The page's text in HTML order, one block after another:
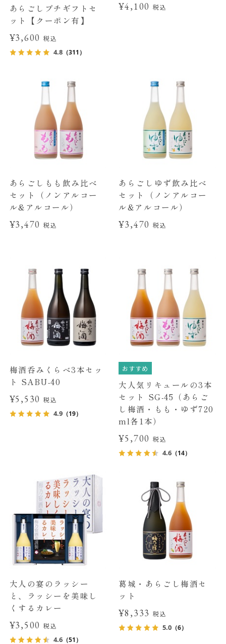
あらごしプチギフトセ
ット【クーポン有】
¥3,600税込
4.8（311）
¥4,100 税込
あらごしもも飲み比べ
セット（ノンアルコー
ル&アルコール）
¥3,470税込
あらごしゆず飲み比べ
セット（ノンアルコー
ル&アルコール）
¥3,470 税込
梅酒呑みくらべ3本セッ
ト SABU-40
¥5,530税込
4.9（19）
おすすめ
大人気リキュールの3本
セット SG-45（あらご
し梅酒・もも・ゆず720
ml各1本）
¥5,700 税込
4.6 （14）
大人の宴のラッシー
と、ラッシーを美味し
くするカレー
¥3,500税込
4.6（51）
葛城・あらごし梅酒セ
ット
¥8,333 税込
5.0 （6）